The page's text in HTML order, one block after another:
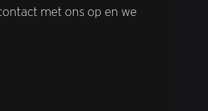
met ons op en we